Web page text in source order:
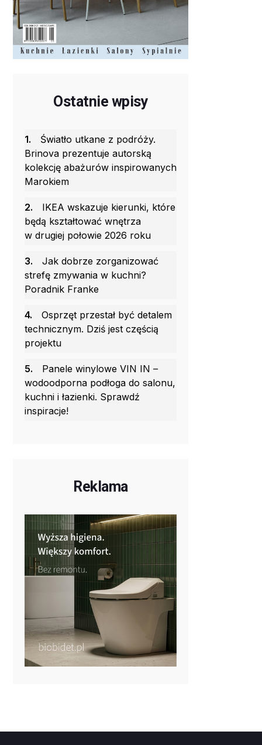
Ostatnie wpisy
1.
Światło utkane z podróży.
Brinova prezentuje autorską
kolekcję abażurów inspirowanych
Marokiem
2.
IKEA wskazuje kierunki, które
będą kształtować wnętrza
w drugiej połowie 2026 roku
3.
Jak dobrze zorganizować
strefę zmywania w kuchni?
Poradnik Franke
4.
Osprzęt przestał być detalem
technicznym. Dziś jest częścią
projektu
5.
Panele winylowe VIN IN –
wodoodporna podłoga do salonu,
kuchni i łazienki. Sprawdź
inspiracje!
Reklama